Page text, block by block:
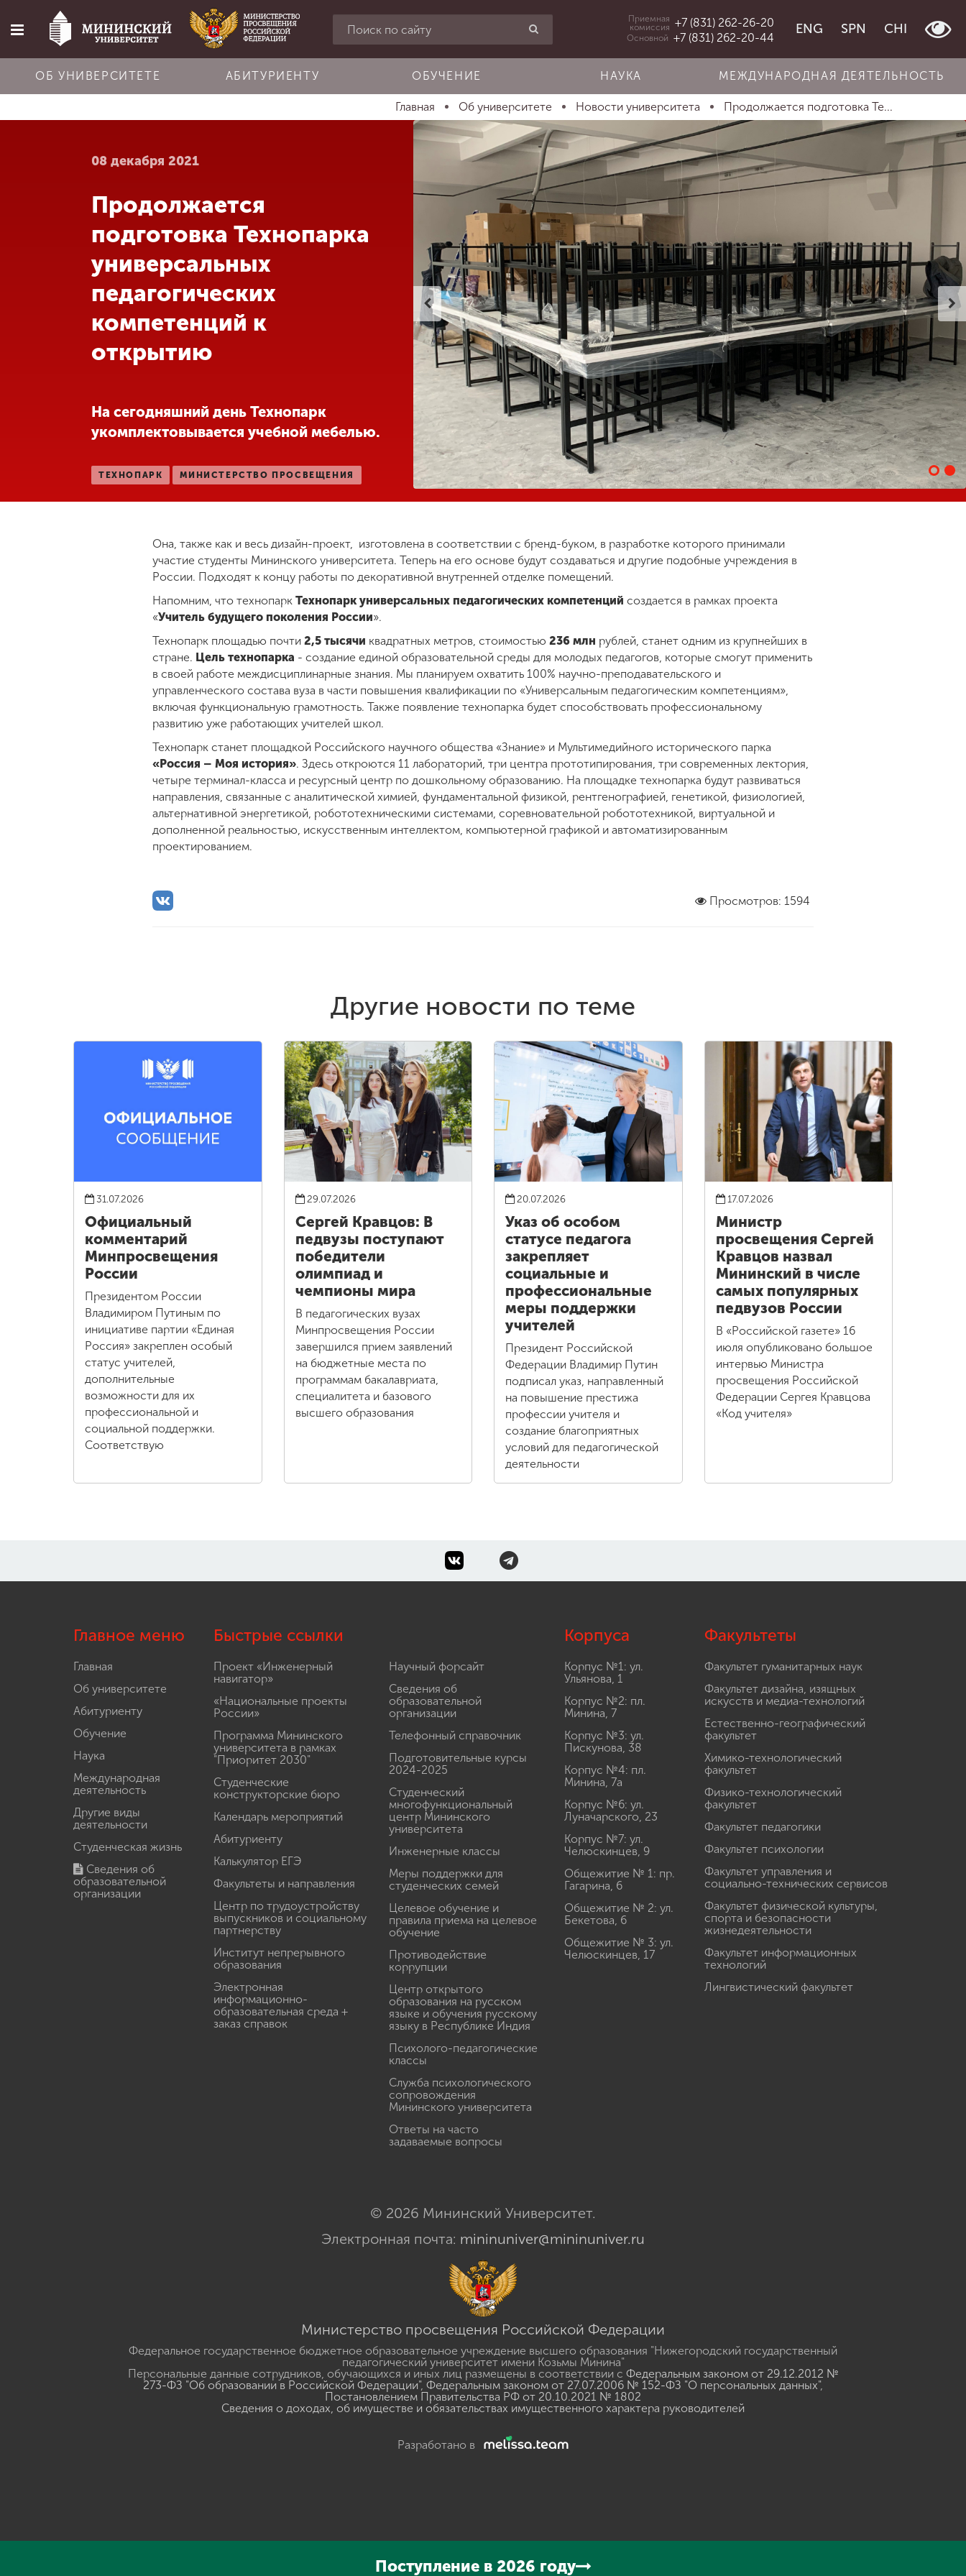
Главная
Об университете
Абитуриенту
Обучение
Международная
деятельность
Другие виды
Студенческая
Приемная
комиссия +7 (831) 262-26-20
Основной +7 (831) 262-20-44
ENG SPN CHI
ОБ УНИВЕРСИТЕТЕ АБИТУРИЕНТУ ОБУЧЕНИЕ НАУКА МЕЖДУНАРОДНАЯ ДЕЯТЕЛЬНОСТЬ
Главная Об университете Новости университета Продолжается подготовка Те...
08 декабря 2021
Продолжается
подготовка Технопарка
универсальных
педагогических
компетенций к
открытию
На сегодняшний день Технопарк
укомплектовывается учебной мебелью.
ТЕХНОПАРК МИНИСТЕРСТВО ПРОСВЕЩЕНИЯ
Она, также как и весь дизайн-проект, изготовлена в соответствии с бренд-буком, в разработке которого принимали
участие студенты Мининского университета. Теперь на его основе будут создаваться и другие подобные учреждения в
России. Подходят к концу работы по декоративной внутренней отделке помещений.
Напомним, что технопарк Технопарк универсальных педагогических компетенций создается в рамках проекта
«Учитель будущего поколения России».
Технопарк площадью почти 2,5 тысячи квадратных метров, стоимостью 236 млн рублей, станет одним из крупнейших в
стране. Цель технопарка - создание единой образовательной среды для молодых педагогов, которые смогут применить
в своей работе междисциплинарные знания. Мы планируем охватить 100% научно-преподавательского и
управленческого состава вуза в части повышения квалификации по «Универсальным педагогическим компетенциям»,
включая функциональную грамотность. Также появление технопарка будет способствовать профессиональному
развитию уже работающих учителей школ.
Технопарк станет площадкой Российского научного общества «Знание» и Мультимедийного исторического парка
«Россия – Моя история». Здесь откроются 11 лабораторий, три центра прототипирования, три современных лектория,
четыре терминал-класса и ресурсный центр по дошкольному образованию. На площадке технопарка будут развиваться
направления, связанные с аналитической химией, фундаментальной физикой, рентгенографией, генетикой, физиологией,
альтернативной энергетикой, робототехническими системами, соревновательной робототехникой, виртуальной и
дополненной реальностью, искусственным интеллектом, компьютерной графикой и автоматизированным
проектированием.
Просмотров: 1594
Другие новости по теме
31.07.2026
Официальный
комментарий
Минпросвещения
России
Президентом России
Владимиром Путиным по
инициативе партии «Единая
Россия» закреплен особый
статус учителей,
дополнительные
возможности для их
профессиональной и
социальной поддержки.
Соответствую
29.07.2026
Сергей Кравцов: В
педвузы поступают
победители
олимпиад и
чемпионы мира
В педагогических вузах
Минпросвещения России
завершился прием заявлений
на бюджетные места по
программам бакалавриата,
специалитета и базового
высшего образования
20.07.2026
Указ об особом
статусе педагога
закрепляет
социальные и
профессиональные
меры поддержки
учителей
Президент Российской
Федерации Владимир Путин
подписал указ, направленный
на повышение престижа
профессии учителя и
создание благоприятных
условий для педагогической
деятельности
17.07.2026
Министр
просвещения Сергей
Кравцов назвал
Мининский в числе
самых популярных
педвузов России
В «Российской газете» 16
июля опубликовано большое
интервью Министра
просвещения Российской
Федерации Сергея Кравцова
«Код учителя»
Главное меню
Главная
Об университете
Абитуриенту
Обучение
Наука
Международная
деятельность
Другие виды
деятельности
Студенческая жизнь
Сведения об
образовательной
организации
Быстрые ссылки
Проект «Инженерный
навигатор»
«Национальные проекты
России»
Программа Мининского
университета в рамках
"Приоритет 2030"
Студенческие
конструкторские бюро
Календарь мероприятий
Абитуриенту
Калькулятор ЕГЭ
Факультеты и направления
Центр по трудоустройству
выпускников и социальному
партнерству
Институт непрерывного
образования
Электронная
информационно-
образовательная среда +
заказ справок
Научный форсайт
Сведения об
образовательной
организации
Телефонный справочник
Подготовительные курсы
2024-2025
Студенческий
многофункциональный
центр Мининского
университета
Инженерные классы
Меры поддержки для
студенческих семей
Целевое обучение и
правила приема на целевое
обучение
Противодействие
коррупции
Центр открытого
образования на русском
языке и обучения русскому
языку в Республике Индия
Психолого-педагогические
классы
Служба психологического
сопровождения
Мининского университета
Ответы на часто
задаваемые вопросы
Корпуса
Корпус №1: ул.
Ульянова, 1
Корпус №2: пл.
Минина, 7
Корпус №3: ул.
Пискунова, 38
Корпус №4: пл.
Минина, 7а
Корпус №6: ул.
Луначарского, 23
Корпус №7: ул.
Челюскинцев, 9
Общежитие № 1: пр.
Гагарина, 6
Общежитие № 2: ул.
Бекетова, 6
Общежитие № 3: ул.
Челюскинцев, 17
Факультеты
Факультет гуманитарных наук
Факультет дизайна, изящных
искусств и медиа-технологий
Естественно-географический
факультет
Химико-технологический
факультет
Физико-технологический
факультет
Факультет педагогики
Факультет психологии
Факультет управления и
социально-технических сервисов
Факультет физической культуры,
спорта и безопасности
жизнедеятельности
Факультет информационных
технологий
Лингвистический факультет
© 2026 Мининский Университет.
Электронная почта: mininuniver@mininuniver.ru
Министерство просвещения Российской Федерации
Федеральное государственное бюджетное образовательное учреждение высшего образования "Нижегородский государственный
педагогический университет имени Козьмы Минина"
Персональные данные сотрудников, обучающихся и иных лиц размещены в соответствии с Федеральным законом от 29.12.2012 №
273-ФЗ "Об образовании в Российской Федерации", Федеральным законом от 27.07.2006 № 152-ФЗ "О персональных данных",
Постановлением Правительства РФ от 20.10.2021 № 1802
Сведения о доходах, об имуществе и обязательствах имущественного характера руководителей
Разработано в
Поступление в 2026 году